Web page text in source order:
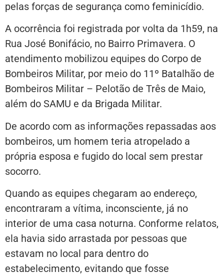
pelas forças de segurança como feminicídio.
A ocorrência foi registrada por volta da 1h59, na
Rua José Bonifácio, no Bairro Primavera. O
atendimento mobilizou equipes do Corpo de
Bombeiros Militar, por meio do 11º Batalhão de
Bombeiros Militar – Pelotão de Três de Maio,
além do SAMU e da Brigada Militar.
De acordo com as informações repassadas aos
bombeiros, um homem teria atropelado a
própria esposa e fugido do local sem prestar
socorro.
Quando as equipes chegaram ao endereço,
encontraram a vítima, inconsciente, já no
interior de uma casa noturna. Conforme relatos,
ela havia sido arrastada por pessoas que
estavam no local para dentro do
estabelecimento, evitando que fosse